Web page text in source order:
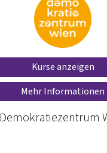
Kurse anzeigen
Mehr Informationen
Demokratiezentrum